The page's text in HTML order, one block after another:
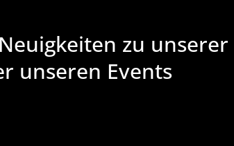
zu unserer
unseren Events